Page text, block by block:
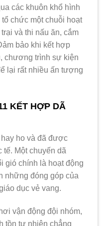
các khuôn khổ hình
chức một chuỗi hoạt
và thi nấu ăn, cắm
bảo khi kết hợp
chương trình sự kiện
lại rất nhiều ấn tượng
KẾT HỢP DÃ
ho và đã được
Một chuyến dã
gió chính là hoạt động
những đóng góp của
dục vẻ vang.
vận động đội nhóm,
tồn tự nhiên chẳng